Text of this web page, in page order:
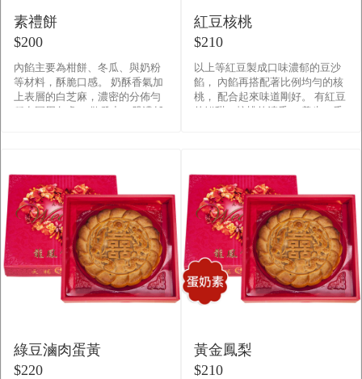
素禮餅
$200
內餡主要為柑餅、冬瓜、與奶粉
等材料，酥脆口感。 奶酥香氣加
上表層的白芝麻，濃密的分佈勻
紅豆核桃
$210
以上等紅豆製成口味濃郁的豆沙
餡， 內餡再搭配著比例均勻的核
桃， 配合起來味道剛好。 有紅豆
綠豆滷肉蛋黃
$220
黃金鳳梨
$210